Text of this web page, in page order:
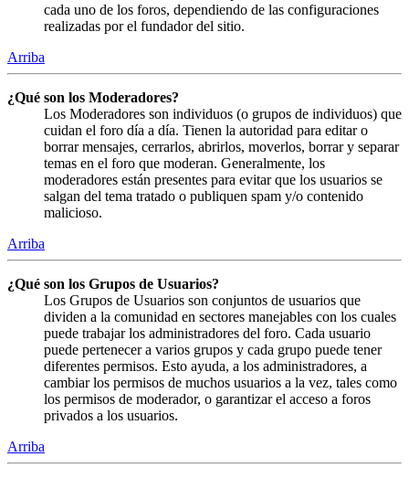
cada uno de los foros, dependiendo de las configuraciones
realizadas por el fundador del sitio.
Arriba
¿Qué son los Moderadores?
Los Moderadores son individuos (o grupos de individuos) que
cuidan el foro día a día. Tienen la autoridad para editar o
borrar mensajes, cerrarlos, abrirlos, moverlos, borrar y separar
temas en el foro que moderan. Generalmente, los
moderadores están presentes para evitar que los usuarios se
salgan del tema tratado o publiquen spam y/o contenido
malicioso.
Arriba
¿Qué son los Grupos de Usuarios?
Los Grupos de Usuarios son conjuntos de usuarios que
dividen a la comunidad en sectores manejables con los cuales
puede trabajar los administradores del foro. Cada usuario
puede pertenecer a varios grupos y cada grupo puede tener
diferentes permisos. Esto ayuda, a los administradores, a
cambiar los permisos de muchos usuarios a la vez, tales como
los permisos de moderador, o garantizar el acceso a foros
privados a los usuarios.
Arriba